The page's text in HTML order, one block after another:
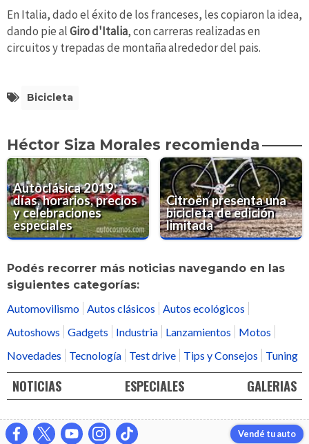
En Italia, dado el éxito de los franceses, les copiaron la idea,
dando pie alGiro d'Italia, con carreras realizadas en
circuitos y trepadas de montaña alrededor del pais.
Bicicleta
Héctor Siza Morales recomienda
Autoclásica 2019:
días, horarios, precios
y celebraciones
especiales
Citroën presenta una
bicicleta de edición
limitada
Podés recorrer más noticias navegando en las
siguientes categorías:
Automovilismo
Autos clásicos
Autos ecológicos
Autoshows
Gadgets Industria Lanzamientos
Motos
Novedades
Tecnología Test drive Tips y Consejos Tuning
NOTICIAS ESPECIALES GALERIAS
Vendé tu auto